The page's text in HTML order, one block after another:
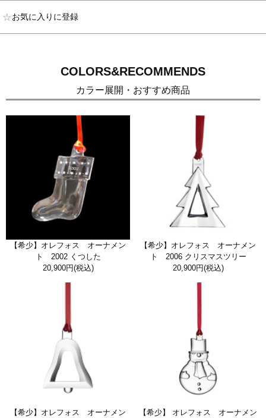
お気に入りに登録
COLORS&RECOMMENDS
カラー展開・おすすめ商品
【希少】オレフォス オーナメン
ト 2002 くつした
20,900円(税込)
【希少】オレフォス オーナメン
ト 2006 クリスマスツリー
20,900円(税込)
【希少】オレフォス オーナメン
【希少】 オレフォス オーナメン